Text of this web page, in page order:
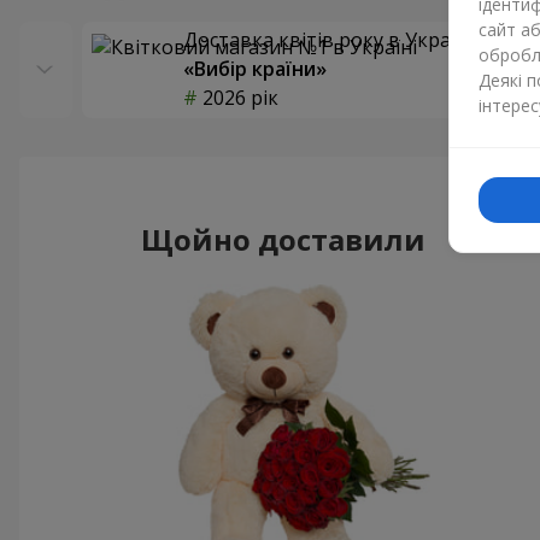
Доставка квітів року в Україні
«Вибір країни»
2026 рік
Щойно доставили
сайт
Деякі